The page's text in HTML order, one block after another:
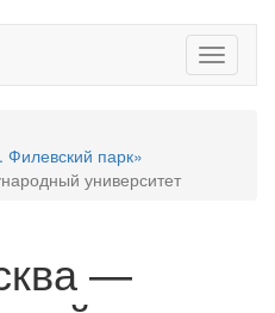
Филевский парк»
университет
—